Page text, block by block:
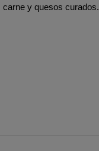
carne y quesos curados.